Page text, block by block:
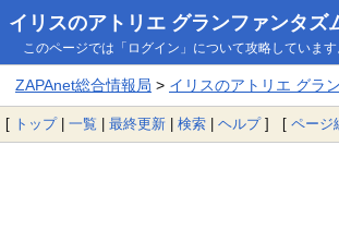
イリスのアトリエ グランファンタズ
このページでは「ログイン」について攻略しています
ZAPAnet総合情報局 > イリスのアトリエ グラ
[ トップ| 一覧 | 最終更新 | 検索 | ヘルプ] [ ページ